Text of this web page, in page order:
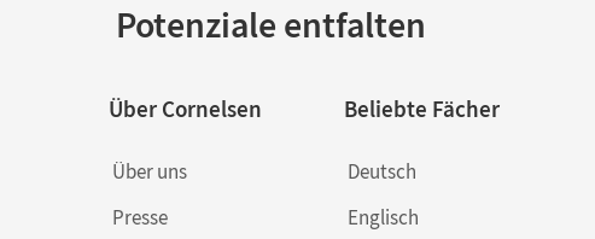
Potenziale entfalten
Über Cornelsen
Über uns
Presse
Beliebte Fächer
Deutsch
Englisch